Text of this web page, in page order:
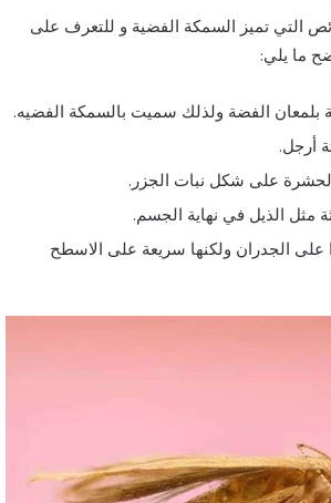
التي تميز السمكة الفضية و للتعرف على
ما يلي:
بلمعان الفضة ولذلك سميت بالسمكة الفضيه.
أرجل.
على شكل نبات الجزر.
مثل الذيل في نهاية الجسم.
الجدران ولكنها سريعة على الاسطح